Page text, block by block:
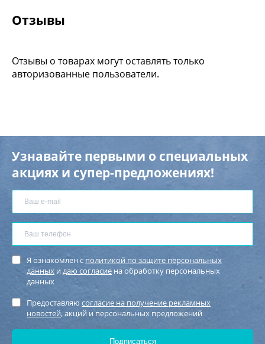
Отзывы
Отзывы о товарах могут оставлять только
авторизованные пользователи.
Узнавайте первыми о специальных
акциях и супер-предложениях!
Я ознакомлен с политикой по защите персональных
данных идаю согласие на обработку персональных
данных
Предоставляю согласие на получение рекламных
новостей, акций и персональных предложений